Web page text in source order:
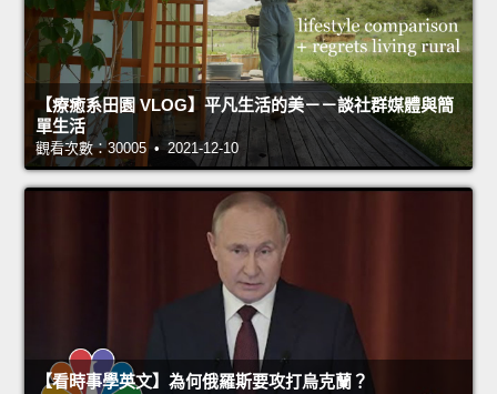
【療癒系田園 VLOG】平凡生活的美－－談社群媒體與簡
單生活
觀看次數：30005 • 2021-12-10
【看時事學英文】為何俄羅斯要攻打烏克蘭？